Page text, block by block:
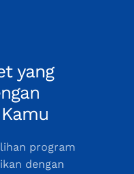
yang
program
dengan